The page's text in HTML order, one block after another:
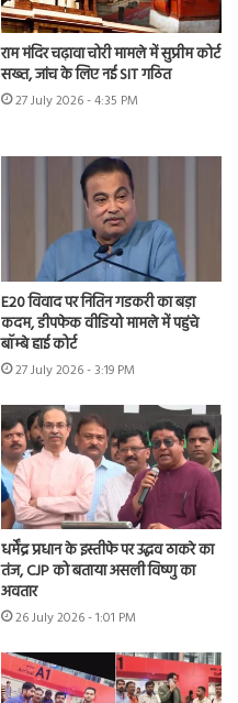
राम मंदिर चढ़ावा चोरी मामले में सुप्रीम कोर्ट
सख्त, जांच के लिए नई SIT गठित
27 July 2026 - 4:35 PM
E20 विवाद पर नितिन गडकरी का बड़ा
कदम, डीपफेक वीडियो मामले में पहुंचे
बॉम्बे हाई कोर्ट
27 July 2026 - 3:19 PM
धर्मेंद्र प्रधान के इस्तीफे पर उद्धव ठाकरे का
तंज, CJP को बताया असली विष्णु का
अवतार
26 July 2026 - 1:01 PM